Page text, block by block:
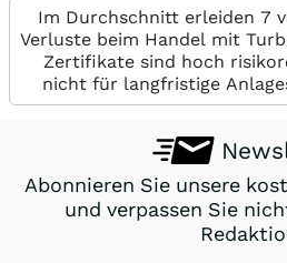
Im Durchschnitt erleiden 7
Verluste beim Handel mit
Zertifikate sind hoch
nicht für langfristige
Abonnieren Sie unsere
und verpassen Sie